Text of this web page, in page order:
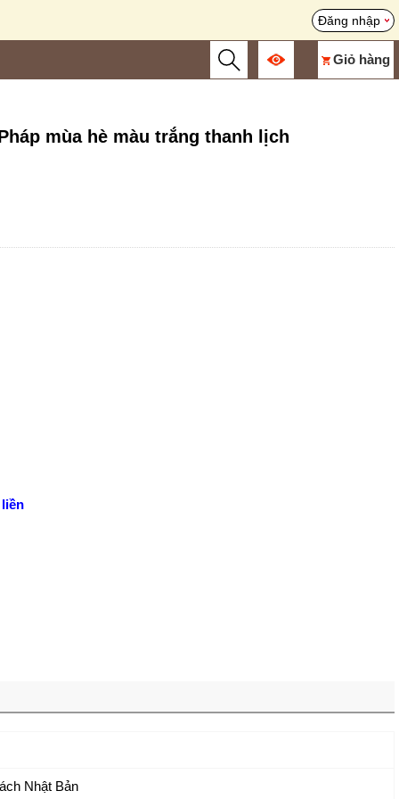
Đăng nhập
Giỏ hàng
mùa hè màu trắng thanh lịch
liền
Nhật Bản